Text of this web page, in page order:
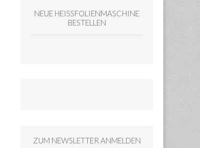
NEUE HEISSFOLIENMASCHINE
BESTELLEN
ZUM NEWSLETTER ANMELDEN